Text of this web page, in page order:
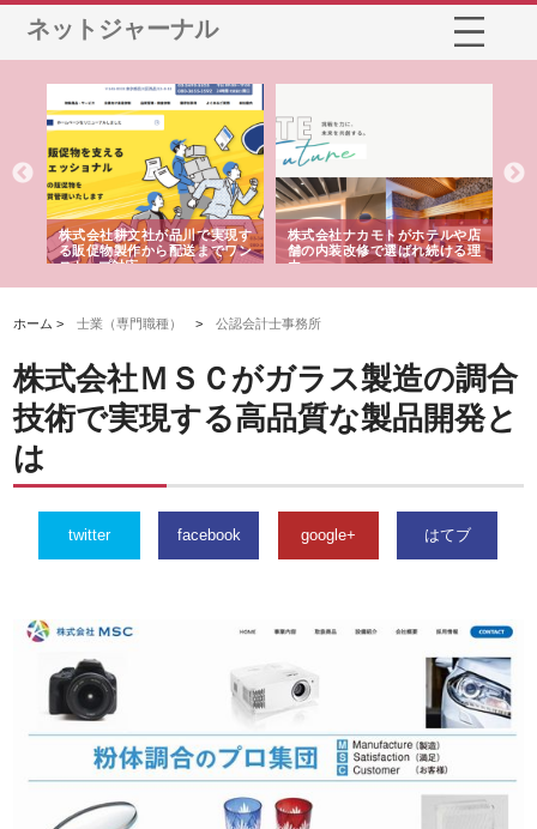
ネットジャーナル
株式会社耕文社が品川で実現す
る販促物製作から配送までワン
ストップ対応
株式会社ナカモトがホテルや店
舗の内装改修で選ばれ続ける理
由
ホーム >士業（専門職種） >公認会計士事務所
株式会社ＭＳＣがガラス製造の調合
技術で実現する高品質な製品開発と
は
twitter facebook google+ はてブ